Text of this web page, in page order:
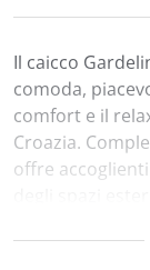
Il caicco
comoda,
comfort e il
Croazia.
offre
con proprio